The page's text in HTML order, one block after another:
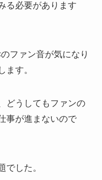
る必要があります
ファン音が気になり
ます。
どうしてもファンの
事が進まないので
でした。